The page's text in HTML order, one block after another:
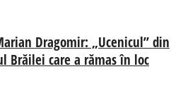
Dragomir: „Ucenicul” din
Brăilei care a rămas în loc